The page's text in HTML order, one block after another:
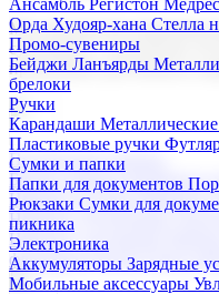
Ансамбль Регистон
Орда Худояр-хана Стелла
Промо-сувениры
Бейджи Ланъярды
брелоки
Ручки
Карандаши
Пластиковые ручки
Сумки и папки
Папки для документов
Рюкзаки Сумки для
пикника
Электроника
Аккумуляторы Зарядные
Мобильные аксессуары
Мы предлагаем широкий
сувениров с логотипом. В
продукцию для бизнеса,
Подарочные наборы
Бизнес наборыКофейные
Наборы из кожиНаборы
Наборы с бутылками для
Наборы с кружками
флешкамиНовогодние